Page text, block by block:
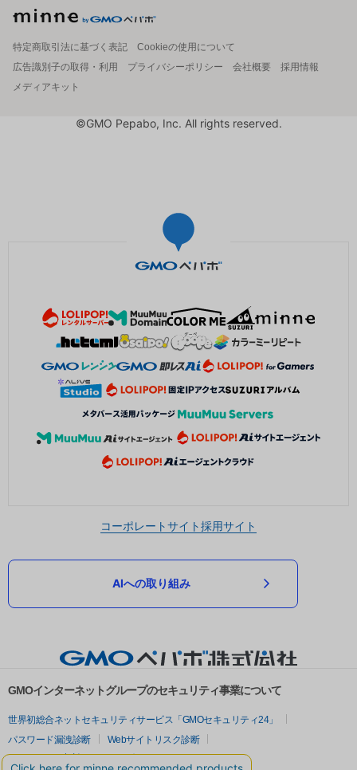
特定商取引法に基づく表記
Cookieの使用について
広告識別子の取得・利用
プライバシーポリシー 会社概要
採用情報
メディアキット
©GMO Pepabo, Inc. All rights reserved.
コーポレートサイト採用サイト
AIへの取り組み
GMOインターネットグループのセキュリティ事業について
世界初総合ネットセキュリティサービス「GMOセキュリティ24」
パスワード漏洩診断
Webサイトリスク診断
セキュリティ相談AIチャットボット